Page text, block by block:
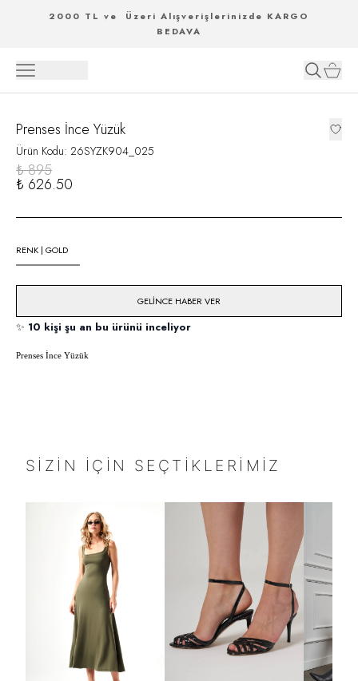
2000 TL ve Üzeri Alışverişlerinizde KARGO
BEDAVA
Prenses İnce Yüzük
Ürün Kodu: 26SYZK904_025
₺ 895
₺ 626.50
RENK | GOLD
GELINCE HABER VER
✨ 10 kişi şu an bu ürünü inceliyor
Prenses İnce Yüzük